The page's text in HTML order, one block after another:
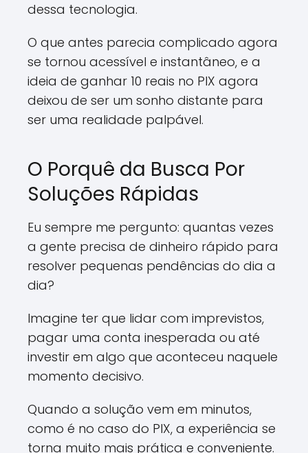
dessa tecnologia.
O que antes parecia complicado agora
se tornou acessível e instantâneo, e a
ideia de ganhar 10 reais no PIX agora
deixou de ser um sonho distante para
ser uma realidade palpável.
O Porquê da Busca Por
Soluções Rápidas
Eu sempre me pergunto: quantas vezes
a gente precisa de dinheiro rápido para
resolver pequenas pendências do dia a
dia?
Imagine ter que lidar com imprevistos,
pagar uma conta inesperada ou até
investir em algo que aconteceu naquele
momento decisivo.
Quando a solução vem em minutos,
como é no caso do PIX, a experiência se
torna muito mais prática e conveniente.